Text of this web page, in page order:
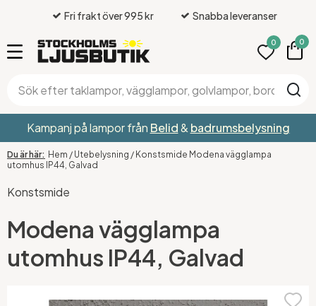
Fri frakt över 995 kr Snabba leveranser
0 0
Kampanj på lampor från Belid& badrumsbelysning
Hem / Utebelysning / Konstsmide Modena vägglampa
utomhus IP44, Galvad
Konstsmide
Modena vägglampa
utomhus IP44, Galvad